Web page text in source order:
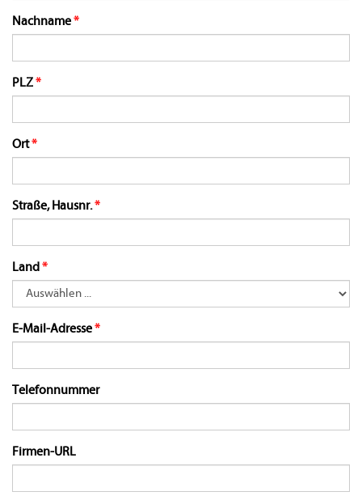
Nachname
PLZ
Ort
Straße, Hausnr.
Land
E-Mail-Adresse
Telefonnummer
Firmen-URL